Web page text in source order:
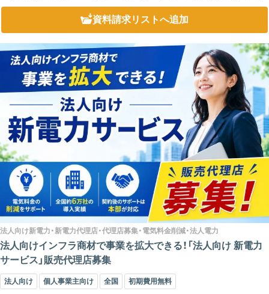
には難しそう」と感じてしまうケースも少なくありません。 このパー...
資料請求リストへ追加
法人向け新電力・新電力代理店・代理店募集・電気料金削減・法人電力
法人向けインフラ商材で事業を拡大できる！「法人向け 新電力
サービス」販売代理店募集
法人向け 個人事業主向け 全国 初期費用無料